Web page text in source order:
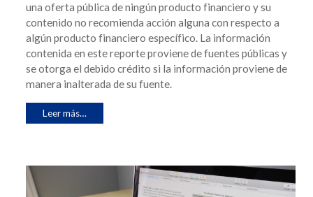
una oferta pública de ningún producto financiero y su
contenido no recomienda acción alguna con respecto a
algún producto financiero específico. La información
contenida en este reporte proviene de fuentes públicas y
se otorga el debido crédito si la información proviene de
manera inalterada de su fuente.
Leer más…